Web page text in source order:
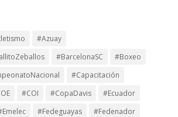
#Azuay
#BarcelonaSC
#Boxeo
#Capacitación
#COI #CopaDavis
#Ecuador
#Fedeguayas
#Fedenador